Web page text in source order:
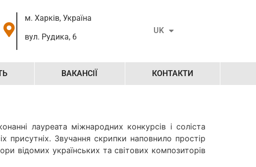
м. Харків, Україна
вул. Рудика, 6
UK
EN
ВАКАНСІЇ КОНТАКТИ
лауреата міжнародних конкурсів і соліста
присутніх. Звучання скрипки наповнило простір
відомих українських та світових композиторів